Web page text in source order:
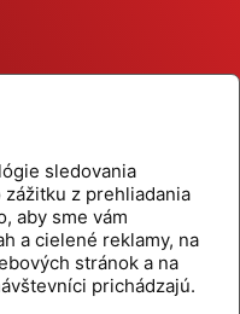
sledovania
z prehliadania
aby sme vám
a cielené reklamy, na
stránok a na
prichádzajú.
šikovné tipy